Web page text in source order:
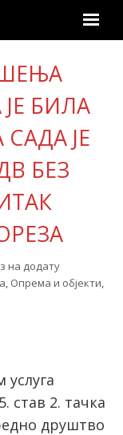
БИЛА
ЈЕ
БЕЗ
на додату
, Опрема и објекти,
став 2. тачка
друштво